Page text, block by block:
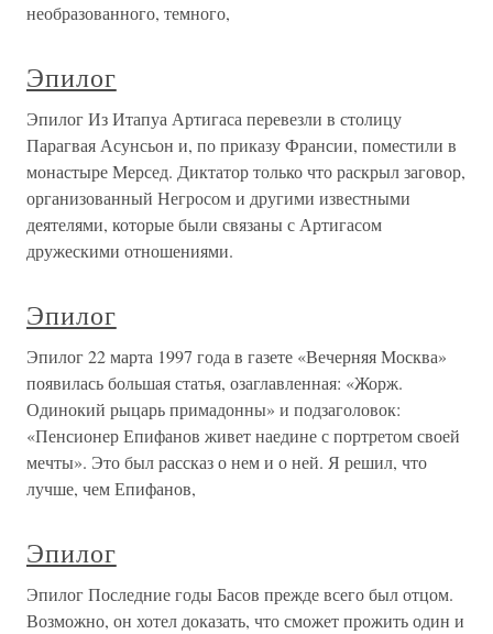
необразованного, темного,
Эпилог
Эпилог Из Итапуа Артигаса перевезли в столицу
Парагвая Асунсьон и, по приказу Франсии, поместили в
монастыре Мерсед. Диктатор только что раскрыл заговор,
организованный Негросом и другими известными
деятелями, которые были связаны с Артигасом
дружескими отношениями.
Эпилог
Эпилог 22 марта 1997 года в газете «Вечерняя Москва»
появилась большая статья, озаглавленная: «Жорж.
Одинокий рыцарь примадонны» и подзаголовок:
«Пенсионер Епифанов живет наедине с портретом своей
мечты». Это был рассказ о нем и о ней. Я решил, что
лучше, чем Епифанов,
Эпилог
Эпилог Последние годы Басов прежде всего был отцом.
Возможно, он хотел доказать, что сможет прожить один и